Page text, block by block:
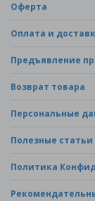
Оферта
Оплата и
Предъявление
Возврат товара
Персональные
Полезные статьи
Политика